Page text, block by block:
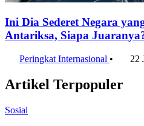
Ini Dia Sederet Negara
Antariksa, Siapa
Peringkat Internasional • 22
Artikel Terpopuler
Sosial